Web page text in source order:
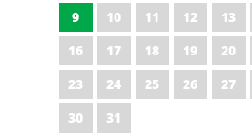
9
10 11 12 13
16
17 18 19 20
23
24 25 26 27
30
31